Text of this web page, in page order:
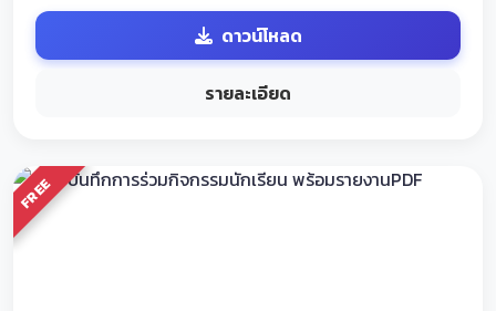
ดาวน์โหลด
รายละเอียด
FREE